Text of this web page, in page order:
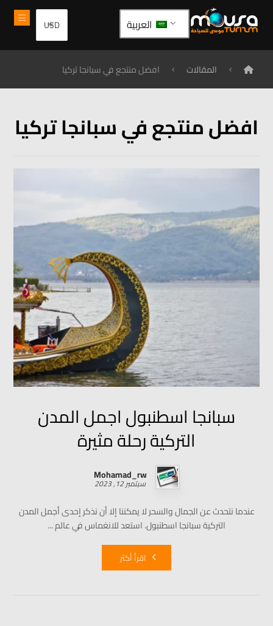
العربية
المقالات افضل منتجع في سبانجا تركيا
افضل منتجع في سبانجا تركيا
سبانجا اسطنبول اجمل المدن
التركية رحلة مثيرة
Mohamad_rw
سبتمبر 12, 2023
عندما نتحدث عن الجمال والسحر لا يمكننا إلا أن نذكر إحدى أجمل المدن
التركية سبانجا اسطنبول. استعد للانغماس في عالم ...
اقرأ أكثر